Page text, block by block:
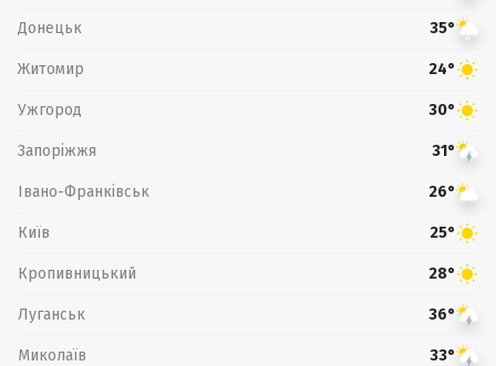
Донецьк 35°
Житомир 24°
Ужгород 30°
Запоріжжя 31°
Івано-Франківськ 26°
Київ 25°
Кропивницький 28°
Луганськ 36°
Миколаїв 33°